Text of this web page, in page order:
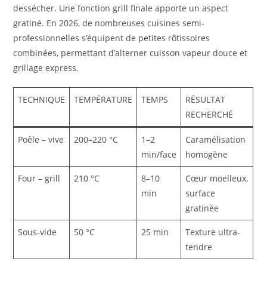
dessécher. Une fonction grill finale apporte un aspect
gratiné. En 2026, de nombreuses cuisines semi-
professionnelles s’équipent de petites rôtissoires
combinées, permettant d’alterner cuisson vapeur douce et
grillage express.
TECHNIQUE TEMPÉRATURE TEMPS
RÉSULTAT
RECHERCHÉ
Poêle – vive 200–220 °C
1–2
min/face
Caramélisation
homogène
Four – grill 210 °C
8–10
min
Cœur moelleux,
surface
gratinée
Sous-vide 50 °C 25 min
Texture ultra-
tendre